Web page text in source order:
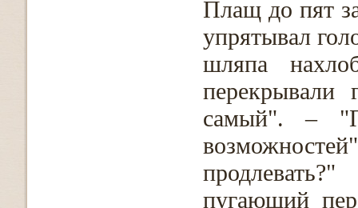
Плащ до пят
упрятывал
шляпа
перекрывали
самый". –
пугающий